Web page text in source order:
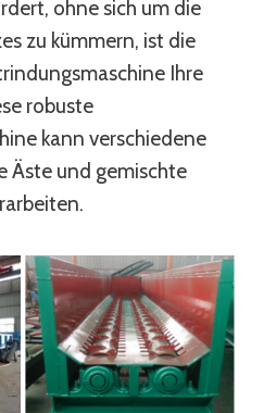
ohne sich um die
zu kümmern, ist die
Ihre
robuste
kann verschiedene
Äste und gemischte